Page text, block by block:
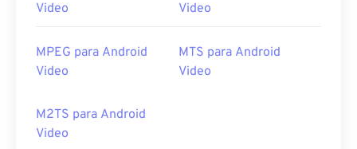
Video
Video
MPEG para Android
Video
MTS para Android
Video
M2TS para Android
Video